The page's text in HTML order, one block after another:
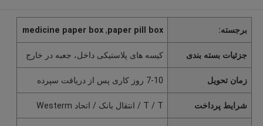
برجسته: paper pill box
,
medicine paper box
جزئیات بسته بندی کیسه های پلاستیکی داخل، جعبه در خارج
زمان تحویل 7-10 روز کاری پس از دریافت سپرده
شرایط پرداخت T / T / انتقال بانک / اتحاد Westerm